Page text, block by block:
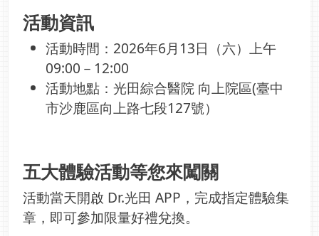
活動資訊
活動時間：2026年6月13日（六）上午
09:00－12:00
活動地點：光田綜合醫院 向上院區(臺中
市沙鹿區向上路七段127號）
五大體驗活動等您來闖關
活動當天開啟 Dr.光田 APP，完成指定體驗集
章，即可參加限量好禮兌換。